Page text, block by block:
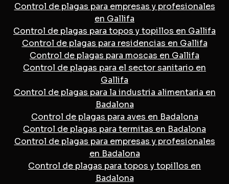
Control de plagas para empresas y profesionales
en Gallifa
Control de plagas para topos y topillos en Gallifa
Control de plagas para residencias en Gallifa
Control de plagas para moscas en Gallifa
Control de plagas para el sector sanitario en
Gallifa
Control de plagas para la industria alimentaria en
Badalona
Control de plagas para aves en Badalona
Control de plagas para termitas en Badalona
Control de plagas para empresas y profesionales
en Badalona
Control de plagas para topos y topillos en
Badalona